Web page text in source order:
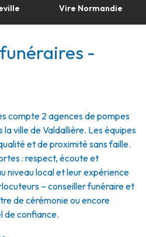
Vire Normandie
-
compte 2 agences de pompes
ville de Valdallière. Les équipes
et de proximité sans faille.
: respect, écoute et
niveau local et leur expérience
– conseiller funéraire et
de cérémonie ou encore
de confiance.